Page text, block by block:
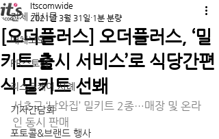
전체 게시물
매체보도
PR스토리
리스크케어 사례
기자간담회
포토콜&브랜드 행사
[오더플러스] 오더플러스, ‘밀
키트 출시 서비스’로 식당간편
식 밀키트 선봬
Itscomwide
2021년 3월 31일 1분 분량
서초구 ‘남와집’ 밀키트 2종…매장 및 온라
인 동시 판매